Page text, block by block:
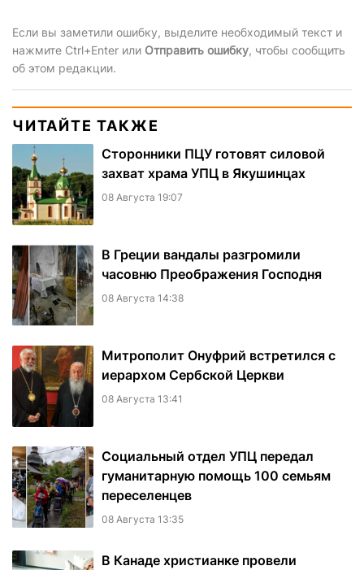
Если вы заметили ошибку, выделите необходимый текст и
нажмите Ctrl+Enter или Отправить ошибку, чтобы сообщить
об этом редакции.
ЧИТАЙТЕ ТАКЖЕ
Сторонники ПЦУ готовят силовой
захват храма УПЦ в Якушинцах
08 Августа 19:07
В Греции вандалы разгромили
часовню Преображения Господня
08 Августа 14:38
Митрополит Онуфрий встретился с
иерархом Сербской Церкви
08 Августа 13:41
Социальный отдел УПЦ передал
гуманитарную помощь 100 семьям
переселенцев
08 Августа 13:35
В Канаде христианке провели